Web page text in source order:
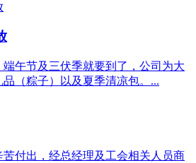
午节及三伏季就要到了，公司为大
（粽子）以及夏季清凉包。...
苦付出，经总经理及工会相关人员商